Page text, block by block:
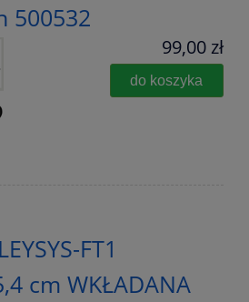
500532
99,00 zł
do koszyka
FT1
cm WKŁADANA